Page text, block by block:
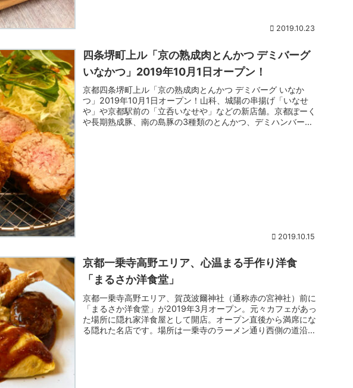
2019.10.23
四条堺町上ル「京の熟成肉とんかつ デミバーグ
いなかつ」2019年10月1日オープン！
京都四条堺町上ル「京の熟成肉とんかつ デミバーグ いなか
つ」2019年10月1日オープン！山科、城陽の串揚げ「いなせ
や」や京都駅前の「立呑いなせや」などの新店舗。京都ぽーく
や長期熟成豚、南の島豚の3種類のとんかつ、デミハンバー
2019.10.15
京都一乗寺高野エリア、心温まる手作り洋食
「まるさか洋食堂」
京都一乗寺高野エリア、賀茂波爾神社（通称赤の宮神社）前に
「まるさか洋食堂」が2019年3月オープン。元々カフェがあっ
た場所に隠れ家洋食屋として開店。オープン直後から満席にな
る隠れた名店です。場所は一乗寺のラーメン通り西側の道沿い